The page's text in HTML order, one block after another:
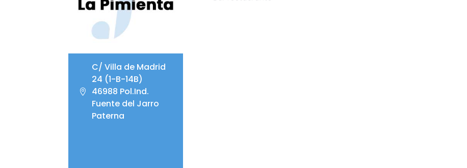
C/ Villa de Madrid
24 (1-B-14B)
46988 Pol.Ind.
Fuente del Jarro
Paterna